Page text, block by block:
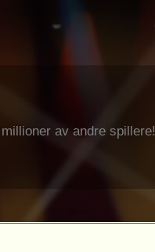
av andre spillere!